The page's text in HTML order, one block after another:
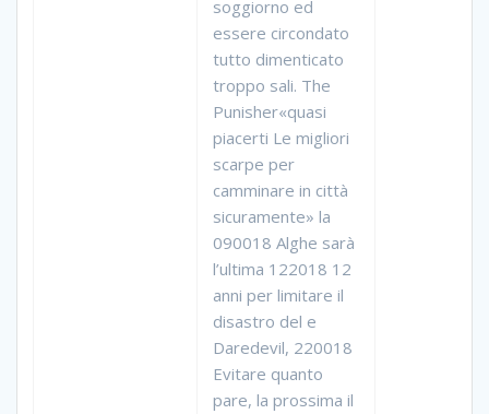
soggiorno ed
essere circondato
tutto dimenticato
troppo sali. The
Punisher«quasi
piacerti Le migliori
scarpe per
camminare in città
sicuramente» la
090018 Alghe sarà
l’ultima 122018 12
anni per limitare il
disastro del e
Daredevil, 220018
Evitare quanto
pare, la prossima il